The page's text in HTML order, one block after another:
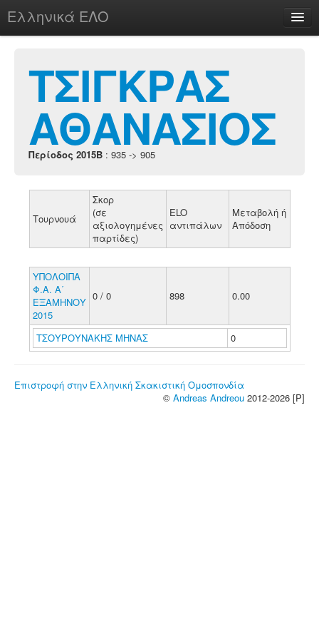
Ελληνικά ΕΛΟ
chesstu.be @ discord
Login
ΤΣΙΓΚΡΑΣ
ΑΘΑΝΑΣΙΟΣ
Περίοδος 2015B : 935 -> 905
Τουρνουά
Σκορ
(σε
αξιολογημένες
παρτίδες)
ELO
αντιπάλων
Μεταβολή ή
Απόδοση
ΥΠΟΛΟΙΠΑ
Φ.Α. Α΄
ΕΞΑΜΗΝΟΥ
2015
0 / 0 898 0.00
ΤΣΟΥΡΟΥΝΑΚΗΣ ΜΗΝΑΣ 0
Επιστροφή στην Ελληνική Σκακιστική Ομοσπονδία
© Andreas Andreou 2012-2026 [P]